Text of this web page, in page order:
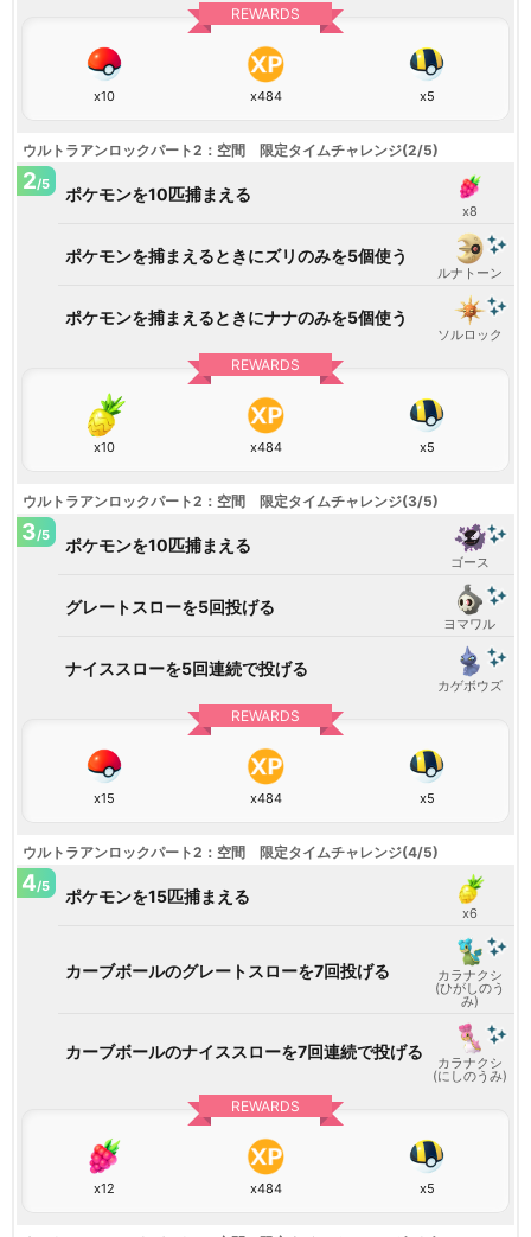
REWARDS
x10 x484 x5
ウルトラアンロックパート2：空間 限定タイムチャレンジ(2/5)
2/5 ポケモンを10匹捕まえる
x8
ポケモンを捕まえるときにズリのみを5個使う
ルナトーン
ポケモンを捕まえるときにナナのみを5個使う
ソルロック
REWARDS
x10 x484 x5
ウルトラアンロックパート2：空間 限定タイムチャレンジ(3/5)
3/5 ポケモンを10匹捕まえる
ゴース
グレートスローを5回投げる
ヨマワル
ナイススローを5回連続で投げる
カゲボウズ
REWARDS
x15 x484 x5
ウルトラアンロックパート2：空間 限定タイムチャレンジ(4/5)
4/5 ポケモンを15匹捕まえる
x6
カーブボールのグレートスローを7回投げる カラナクシ
(ひがしのう
み)
カーブボールのナイススローを7回連続で投げる
カラナクシ
(にしのうみ)
REWARDS
x12 x484 x5